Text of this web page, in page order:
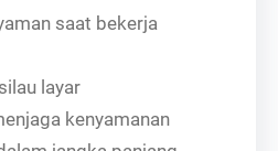
saat bekerja
layar
kenyamanan